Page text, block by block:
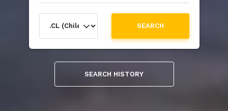
SEARCH
SEARCH HISTORY